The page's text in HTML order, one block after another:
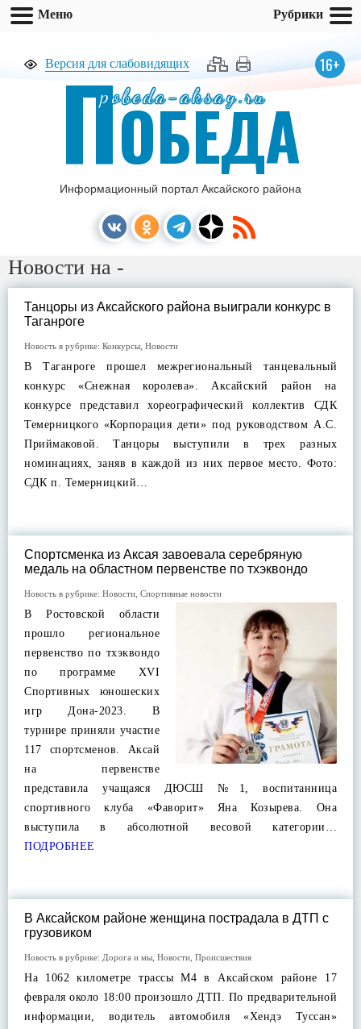
Версия для слабовидящих 16+
pobeda-aksay.ru
ПОБЕДА
Информационный портал Аксайского района
Новости на -
Танцоры из Аксайского района выиграли конкурс в
Таганроге
Новость в рубрике: Конкурсы Новости
В Таганроге прошел межрегиональный танцевальный
конкурс «Снежная королева». Аксайский район на
конкурсе представил хореографический коллектив СДК
Темерницкого «Корпорация дети» под руководством А.С.
Приймаковой. Танцоры выступили в трех разных
номинациях, заняв в каждой из них первое место. Фото:
СДК п. Темерницкий…
Спортсменка из Аксая завоевала серебряную
медаль на областном первенстве по тхэквондо
Новость в рубрике: Новости Спортивные новости
В Ростовской области
прошло региональное
первенство по тхэквондо
по программе XVI
Спортивных юношеских
игр Дона-2023. В
турнире приняли участие
117 спортсменов. Аксай
на первенстве
представила учащаяся ДЮСШ №1, воспитанница
спортивного клуба «Фаворит» Яна Козырева. Она
выступила в абсолютной весовой категории…
ПОДРОБНЕЕ
В Аксайском районе женщина пострадала в ДТП с
грузовиком
Новость в рубрике: Дорога и мы Новости Происшествия
На 1062 километре трассы М4 в Аксайском районе 17
февраля около 18:00 произошло ДТП. По предварительной
информации, водитель автомобиля «Хендэ Туссан»
Меню Рубрики